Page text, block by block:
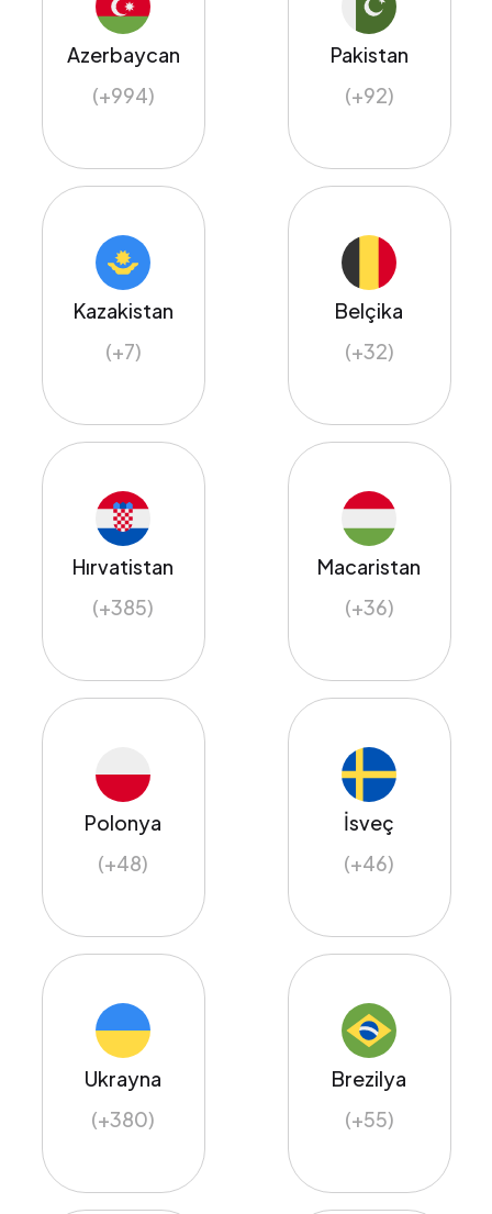
Azerbaycan
(+994)
Pakistan
(+92)
Kazakistan
(+7)
Belçika
(+32)
Hırvatistan
(+385)
Macaristan
(+36)
Polonya
(+48)
İsveç
(+46)
Ukrayna
(+380)
Brezilya
(+55)